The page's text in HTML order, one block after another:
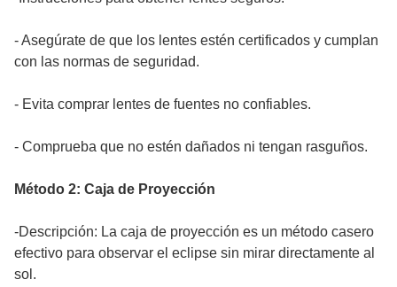
- Asegúrate de que los lentes estén certificados y cumplan
con las normas de seguridad.
- Evita comprar lentes de fuentes no confiables.
- Comprueba que no estén dañados ni tengan rasguños.
Método 2: Caja de Proyección
-Descripción: La caja de proyección es un método casero
efectivo para observar el eclipse sin mirar directamente al
sol.